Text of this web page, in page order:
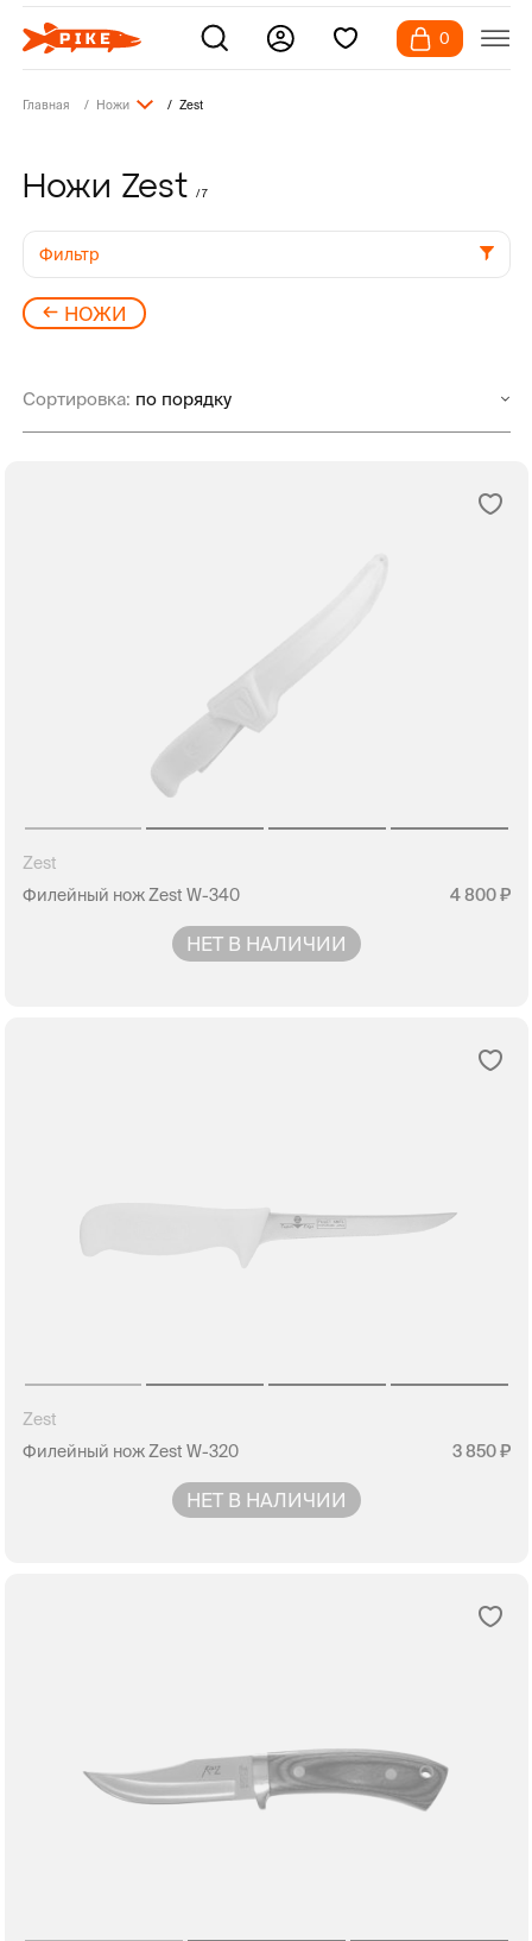
0
Главная Ножи Zest
Ножи Zest / 7
Фильтр
НОЖИ
Сортировка:
Zest
Филейный нож Zest W-340
4 800
НЕТ В НАЛИЧИИ
Zest
Филейный нож Zest W-320
3 850
НЕТ В НАЛИЧИИ